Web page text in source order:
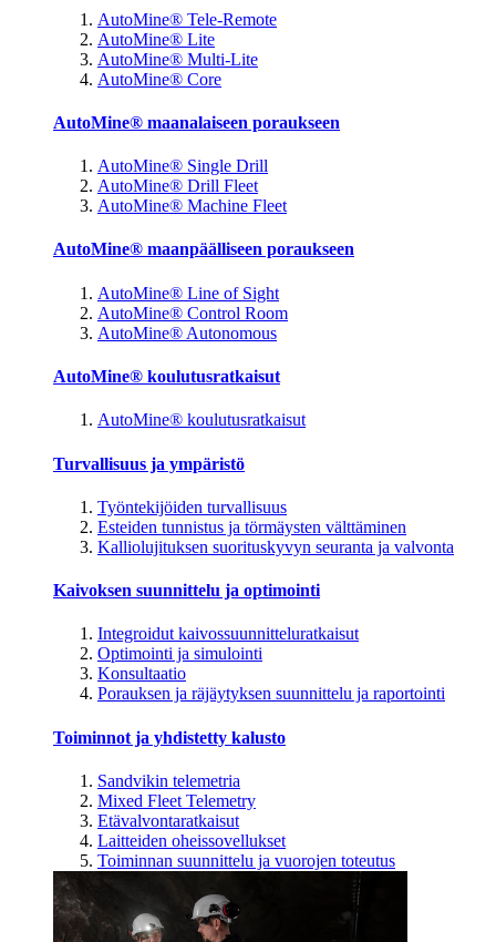
AutoMine® Tele-Remote
AutoMine® Lite
AutoMine® Multi-Lite
AutoMine® Core
AutoMine® maanalaiseen poraukseen
AutoMine® Single Drill
AutoMine® Drill Fleet
AutoMine® Machine Fleet
AutoMine® maanpäälliseen poraukseen
AutoMine® Line of Sight
AutoMine® Control Room
AutoMine® Autonomous
AutoMine® koulutusratkaisut
AutoMine® koulutusratkaisut
Turvallisuus ja ympäristö
Työntekijöiden turvallisuus
Esteiden tunnistus ja törmäysten välttäminen
Kalliolujituksen suorituskyvyn seuranta ja valvonta
Kaivoksen suunnittelu ja optimointi
Integroidut kaivossuunnitteluratkaisut
Optimointi ja simulointi
Konsultaatio
Porauksen ja räjäytyksen suunnittelu ja raportointi
Toiminnot ja yhdistetty kalusto
Sandvikin telemetria
Mixed Fleet Telemetry
Etävalvontaratkaisut
Laitteiden oheissovellukset
Toiminnan suunnittelu ja vuorojen toteutus